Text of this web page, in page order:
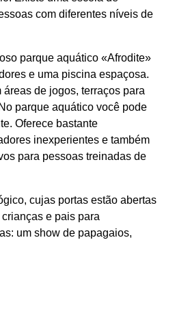
com diferentes níveis de
parque aquático «Afrodite»
e uma piscina espaçosa.
áreas de jogos, terraços para
parque aquático você pode
Oferece bastante
inexperientes e também
para pessoas treinadas de
cujas portas estão abertas
e pais para
um show de papagaios,